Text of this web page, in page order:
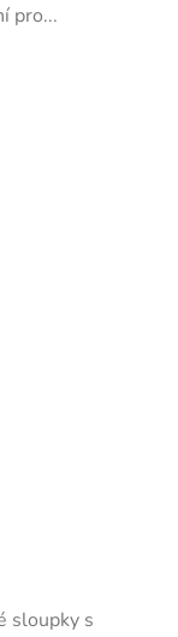
pro...
sloupky s